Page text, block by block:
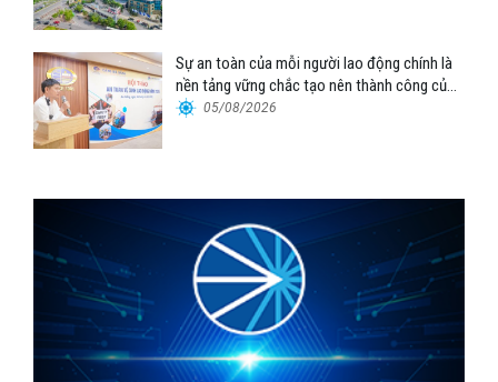
Sự an toàn của mỗi người lao động chính là
nền tảng vững chắc tạo nên thành công của
Cảng Đà Nẵng
05/08/2026